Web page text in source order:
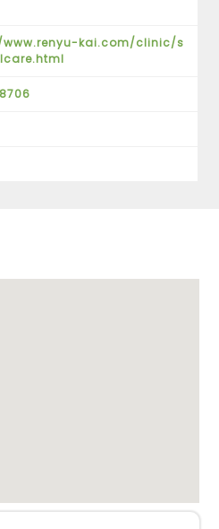
kai.com/clinic/s